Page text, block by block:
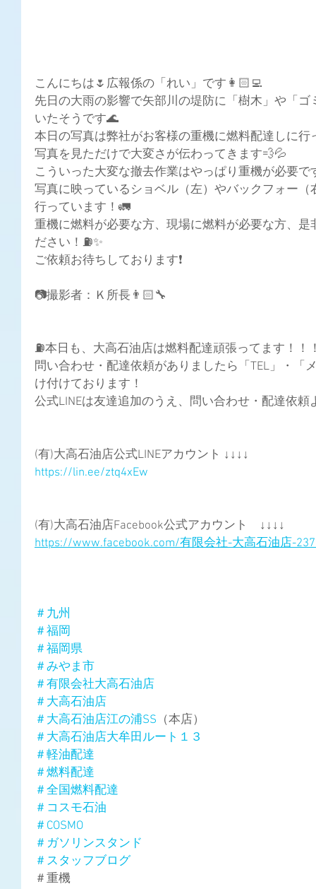
こんにちは🌷広報係の「れい」です👩🏻‍💻
先日の大雨の影響で矢部川の堤防に「樹木」や「
いたそうです🌊
本日の写真は弊社がお客様の重機に燃料配達しに行
写真を見ただけで大変さが伝わってきます💨💦
こういった大変な撤去作業はやっぱり重機が必要で
写真に映っているショベル（左）やバックフォー
行っています！🚛
重機に燃料が必要な方、現場に燃料が必要な方、
ださい！⛽✨
ご依頼お待ちしております❗
📷撮影者：Ｋ所長👨🏻‍🔧
⛽️本日も、大高石油店は燃料配達頑張ってます！！
問い合わせ・配達依頼がありましたら「TEL」・「
け付けております！
公式LINEは友達追加のうえ、問い合わせ・配達依
(有)大高石油店公式LINEアカウント ↓↓↓↓
https://lin.ee/ztq4xEw
(有)大高石油店Facebook公式アカウント　↓↓↓↓
https://www.facebook.com/有限会社-大高石油店-
＃九州
＃福岡
＃福岡県
＃みやま市
＃有限会社大高石油店
＃大高石油店
＃大高石油店江の浦SS （本店）
＃大高石油店大牟田ルート１３
＃軽油配達
＃燃料配達
＃全国燃料配達
＃コスモ石油
＃COSMO
＃ガソリンスタンド
＃スタッフブログ
＃重機